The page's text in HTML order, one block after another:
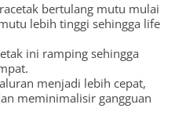
bertulang mutu mulai
lebih tinggi sehingga life
ini ramping sehingga
menjadi lebih cepat,
meminimalisir gangguan